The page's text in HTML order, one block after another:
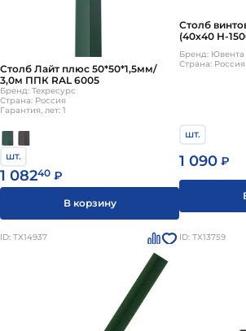
Столб Лайт плюс 50*50*1,5мм/
3,0м ППК RAL 6005
Бренд: Техресурс
Страна: Россия
Гарантия, лет: 1
шт.
1 08240 ₽
В корзину
Столб
(40х40 Н-
Бренд: Ювента
Страна: Россия
шт.
1 090 ₽
ID: ТХ14937 ID: ТХ13759